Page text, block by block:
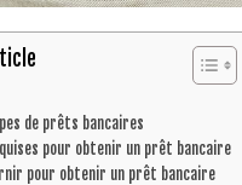
de prêts bancaires
pour obtenir un prêt bancaire
pour obtenir un prêt bancaire